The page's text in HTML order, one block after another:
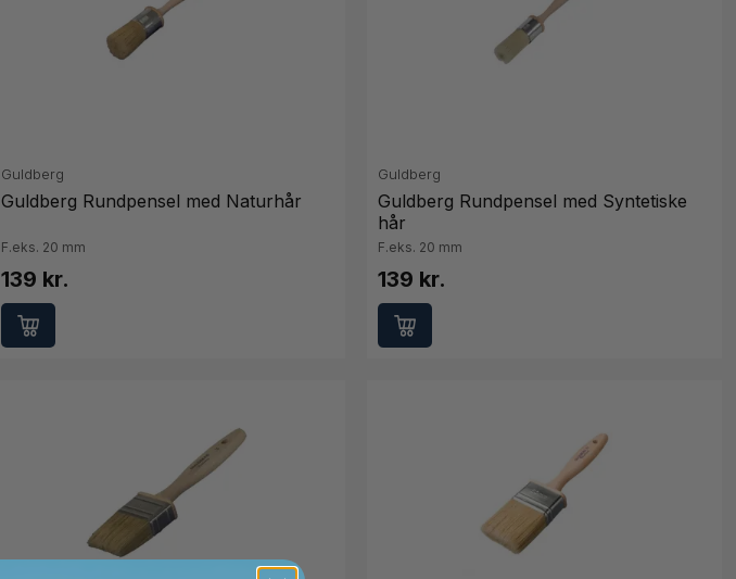
Guldberg
Guldberg Rundpensel med Naturhår
F.eks. 20 mm
139 kr.
Guldberg
Guldberg Rundpensel med Syntetiske
hår
F.eks. 20 mm
139 kr.